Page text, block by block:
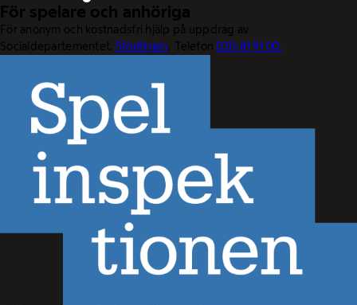
För spelare och anhöriga
För anonym och kostnadsfri hjälp på uppdrag av
Socialdepartementet. Stödlinjen . Telefon020-81 91 00.